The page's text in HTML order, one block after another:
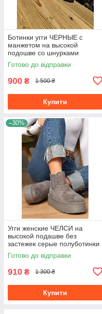
Ботинки угги ЧЕРНЫЕ с
манжетом на высокой
подошве со шнурками
экоЗАМША теплые женские
зима
Готово до відправки
900 ₴ 1 500 ₴
Купити
–30%
Угги женские ЧЕЛСИ на
высокой подашве без
застежек серые полуботинки
полусапожки утеплены
зимние
Готово до відправки
910 ₴ 1 300 ₴
Купити